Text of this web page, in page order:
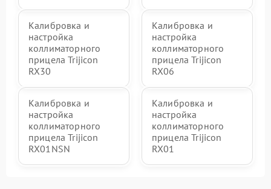
Калибровка и
настройка
коллиматорного
прицела Trijicon
RX30
Калибровка и
настройка
коллиматорного
прицела Trijicon
RX06
Калибровка и
настройка
коллиматорного
прицела Trijicon
RX01NSN
Калибровка и
настройка
коллиматорного
прицела Trijicon
RX01